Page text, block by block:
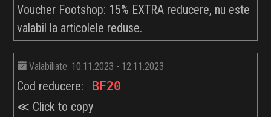
Voucher Footshop: 15% EXTRA reducere, nu este
valabil la articolele reduse.
Valabiliate: 10.11.2023 - 12.11.2023
Cod reducere:
BF20
≪ Click to copy